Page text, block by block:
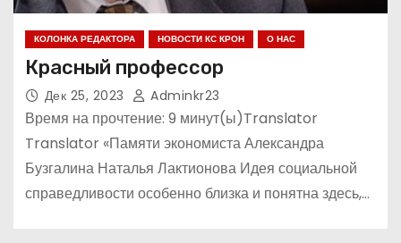
КОЛОНКА РЕДАКТОРА НОВОСТИ КС КРОН О НАС
Красный профессор
Дек 25, 2023 Adminkr23
Время на прочтение: 9 минут(ы)Translator
Translator «Памяти экономиста Александра
Бузгалина Наталья Лактионова Идея социальной
справедливости особенно близка и понятна здесь,…